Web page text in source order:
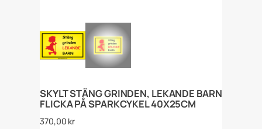
SKYLT STÄNG GRINDEN, LEKANDE BARN
FLICKA PÅ SPARKCYKEL 40X25CM
370,00 kr